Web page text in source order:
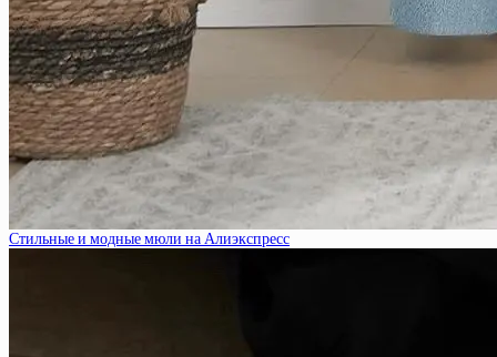
Стильные и модные мюли на Алиэкспресс